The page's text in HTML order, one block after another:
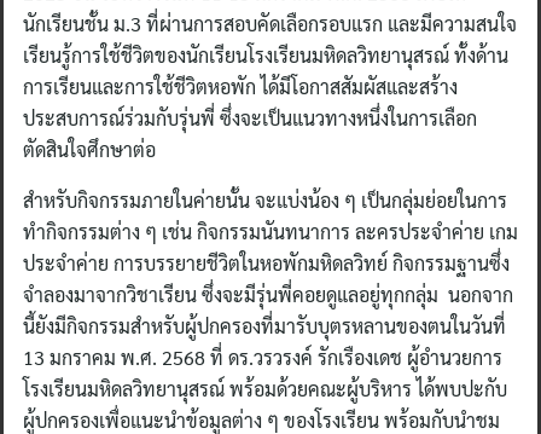
นักเรียนชั้น ม.3 ที่ผ่านการสอบคัดเลือกรอบแรก และมีความสนใจ
เรียนรู้การใช้ชีวิตของนักเรียนโรงเรียนมหิดลวิทยานุสรณ์ ทั้งด้าน
การเรียนและการใช้ชีวิตหอพัก ได้มีโอกาสสัมผัสและสร้าง
ประสบการณ์ร่วมกับรุ่นพี่ ซึ่งจะเป็นแนวทางหนึ่งในการเลือก
ตัดสินใจศึกษาต่อ
สำหรับกิจกรรมภายในค่ายนั้น จะแบ่งน้อง ๆ เป็นกลุ่มย่อยในการ
ทำกิจกรรมต่าง ๆ เช่น กิจกรรมนันทนาการ ละครประจำค่าย เกม
ประจำค่าย การบรรยายชีวิตในหอพักมหิดลวิทย์ กิจกรรมฐานซึ่ง
จำลองมาจากวิชาเรียน ซึ่งจะมีรุ่นพี่คอยดูแลอยู่ทุกกลุ่ม นอกจาก
นี้ยังมีกิจกรรมสำหรับผู้ปกครองที่มารับบุตรหลานของตนในวันที่
13 มกราคม พ.ศ. 2568 ที่ ดร.วรวรงค์ รักเรืองเดช ผู้อำนวยการ
โรงเรียนมหิดลวิทยานุสรณ์ พร้อมด้วยคณะผู้บริหาร ได้พบปะกับ
ผู้ปกครองเพื่อแนะนำข้อมูลต่าง ๆ ของโรงเรียน พร้อมกับนำชม